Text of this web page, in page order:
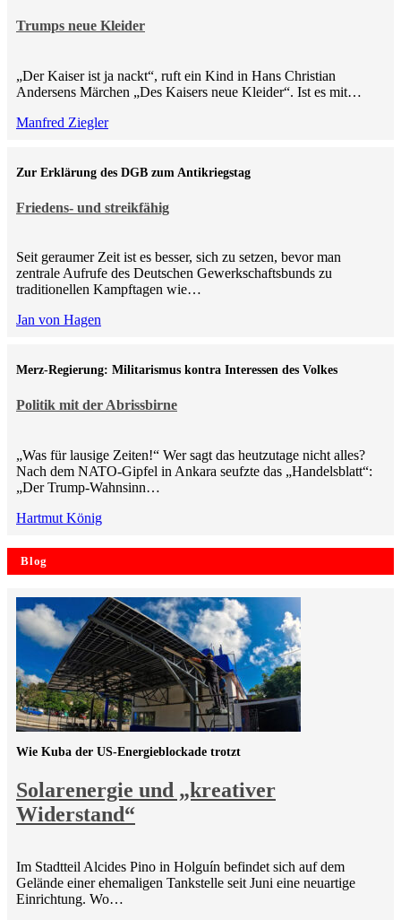
Trumps neue Kleider
„Der Kaiser ist ja nackt“, ruft ein Kind in Hans Christian
Andersens Märchen „Des Kaisers neue Kleider“. Ist es mit…
Manfred Ziegler
Friedens- und streikfähig
Zur Erklärung des DGB zum Antikriegstag
Seit geraumer Zeit ist es besser, sich zu setzen, bevor man
zentrale Aufrufe des Deutschen Gewerkschaftsbunds zu
traditionellen Kampftagen wie…
Jan von Hagen
Politik mit der Abrissbirne
Merz-Regierung: Militarismus kontra Inte­ressen des Volkes
„Was für lausige Zeiten!“ Wer sagt das heutzutage nicht alles?
Nach dem NATO-Gipfel in Ankara seufzte das „Handelsblatt“:
„Der Trump-Wahnsinn…
Hartmut König
Blog
Solarenergie und „kreativer
Widerstand“
Wie Kuba der US-Energieblockade trotzt
Im Stadtteil Alcides Pino in Holguín befindet sich auf dem
Gelände einer ehemaligen Tankstelle seit Juni eine neuartige
Einrichtung. Wo…